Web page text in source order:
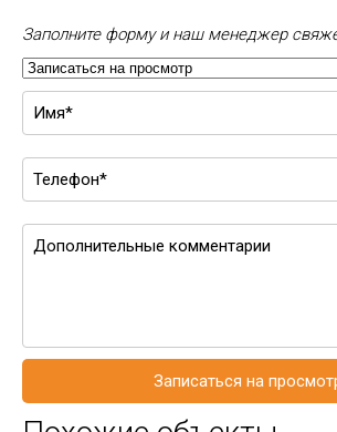
Заполните форму и наш менеджер
Записаться на